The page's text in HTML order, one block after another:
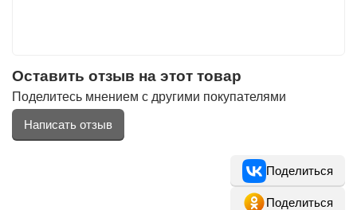
Оставить отзыв на этот товар
Поделитесь мнением с другими покупателями
Написать отзыв
Поделиться
Поделиться